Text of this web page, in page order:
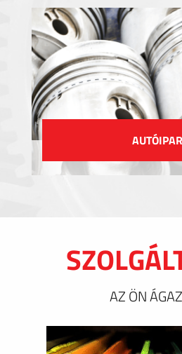
AUTÓIPAR
AZ ÖN